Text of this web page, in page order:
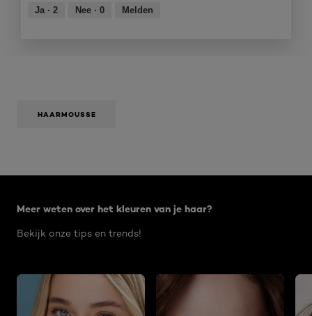
van
Ja · 2 Nee · 0 Melden
HAARMOUSSE
Meer weten over het kleuren van je haar?
Bekijk onze tips en trends!